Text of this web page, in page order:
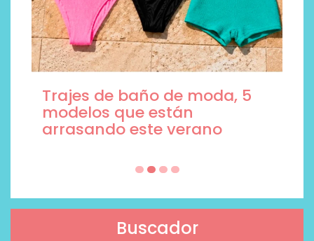
Trajes de baño de moda, 5
modelos que están
arrasando este verano
Buscador